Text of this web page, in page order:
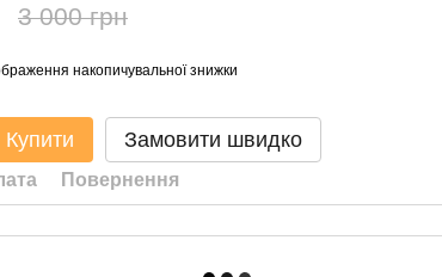
3 000 грн
накопичувальної знижки
Купити Замовити швидко
Повернення